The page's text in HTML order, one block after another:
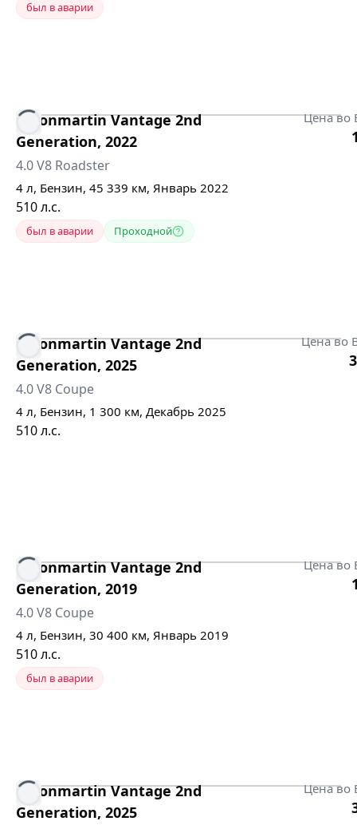
был в аварии
Astonmartin Vantage 2nd
Generation, 2022
4.0 V8 Roadster
4 л, Бензин, 45 339 км, Январь 2022
510л.с.
был в аварии Проходной
Цена во
Astonmartin Vantage 2nd
Generation, 2025
4.0 V8 Coupe
4 л, Бензин, 1 300 км, Декабрь 2025
510л.с.
Цена во
Astonmartin Vantage 2nd
Generation, 2019
4.0 V8 Coupe
4 л, Бензин, 30 400 км, Январь 2019
510л.с.
был в аварии
Цена во
Astonmartin Vantage 2nd
Generation, 2025
Цена во